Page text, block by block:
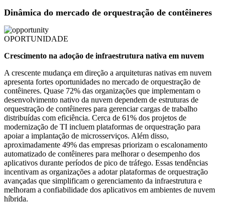
Dinâmica do mercado de orquestração de contêineres
OPORTUNIDADE
Crescimento na adoção de infraestrutura nativa em nuvem
A crescente mudança em direção a arquiteturas nativas em nuvem
apresenta fortes oportunidades no mercado de orquestração de
contêineres. Quase 72% das organizações que implementam o
desenvolvimento nativo da nuvem dependem de estruturas de
orquestração de contêineres para gerenciar cargas de trabalho
distribuídas com eficiência. Cerca de 61% dos projetos de
modernização de TI incluem plataformas de orquestração para
apoiar a implantação de microsserviços. Além disso,
aproximadamente 49% das empresas priorizam o escalonamento
automatizado de contêineres para melhorar o desempenho dos
aplicativos durante períodos de pico de tráfego. Essas tendências
incentivam as organizações a adotar plataformas de orquestração
avançadas que simplificam o gerenciamento da infraestrutura e
melhoram a confiabilidade dos aplicativos em ambientes de nuvem
híbrida.